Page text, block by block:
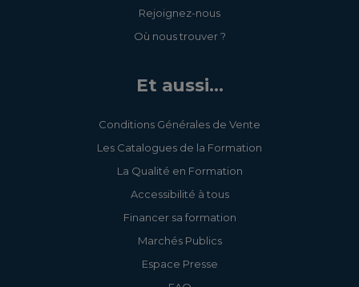
Rejoignez-nous
Où nous trouver ?
Et aussi...
Conditions Générales de Vente
Les Catalogues de la Formation
La Qualité en Formation
Accessibilité à tous
Financer sa formation
Marchés Publics
Espace Presse